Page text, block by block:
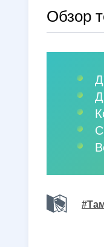
Обзор